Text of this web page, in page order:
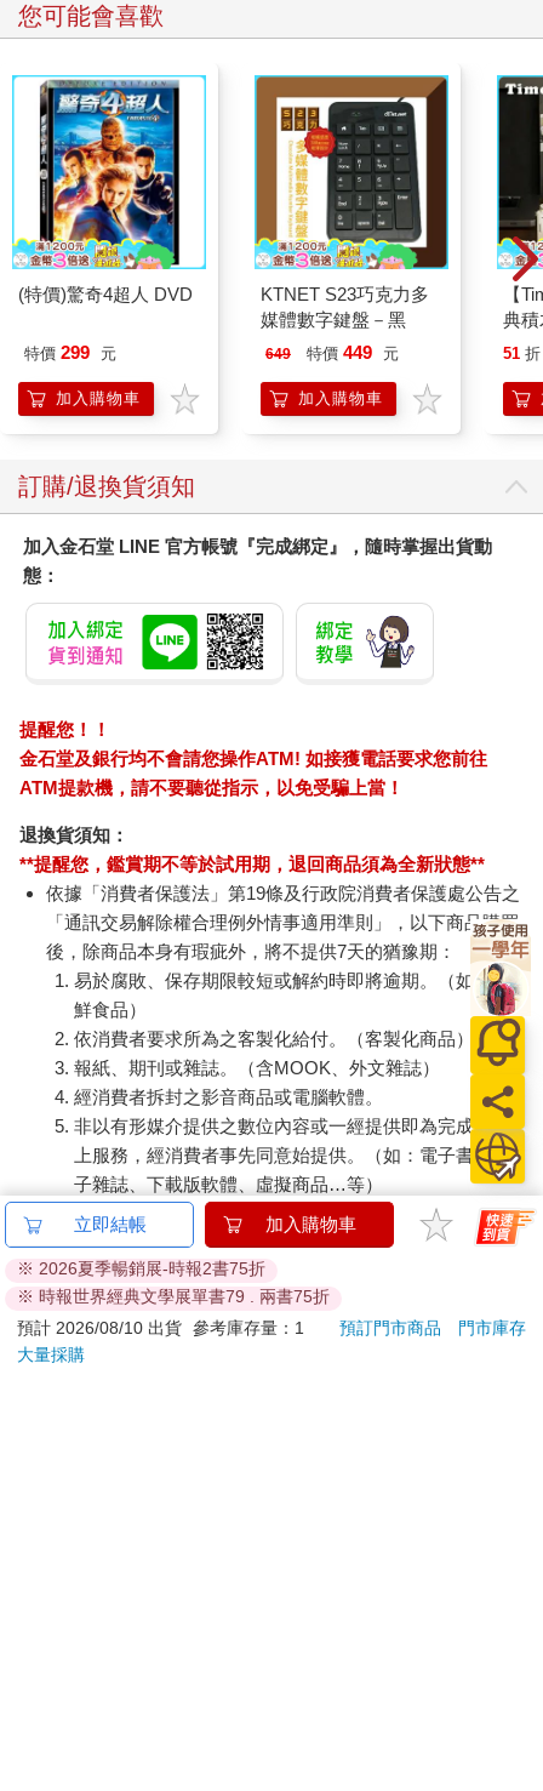
您可能會喜歡
(特價)驚奇4超人 DVD
特價 299 元
加入購物車
KTNET S23巧克力多
媒體數字鍵盤－黑
649 特價 449 元
加入購物車
【
典
51 折
訂購/退換貨須知
加入金石堂 LINE 官方帳號『完成綁定』，隨時掌握出貨動
態：
提醒您！！
金石堂及銀行均不會請您操作ATM! 如接獲電話要求您前往
ATM提款機，請不要聽從指示，以免受騙上當！
退換貨須知：
**提醒您，鑑賞期不等於試用期，退回商品須為全新狀態**
依據「消費者保護法」第19條及行政院消費者保護處公告之
「通訊交易解除權合理例外情事適用準則」，以下商品購買
後，除商品本身有瑕疵外，將不提供7天的猶豫期：
易於腐敗、保存期限較短或解約時即將逾期。（如：生
鮮食品）
依消費者要求所為之客製化給付。（客製化商品）
報紙、期刊或雜誌。（含MOOK、外文雜誌）
經消費者拆封之影音商品或電腦軟體。
非以有形媒介提供之數位內容或一經提供即為完成之線
上服務，經消費者事先同意始提供。（如：電子書、電
子雜誌、下載版軟體、虛擬商品…等）
已拆封之個人衛生用品。（如：內衣褲、刮鬍刀、除毛
刀…等）
若非上列種類商品，均享有到貨7天的猶豫期（含例假
日）。
辦理退換貨時，商品（組合商品恕無法接受單獨退貨）必須
是您收到商品時的原始狀態（包含商品本體、配件、贈品、
立即結帳 加入購物車
※ 2026夏季暢銷展-時報2書75折
※ 時報世界經典文學展單書79 . 兩書75折
預計 2026/08/10 出貨 參考庫存量：1 預訂門市商品
門市庫存
大量採購